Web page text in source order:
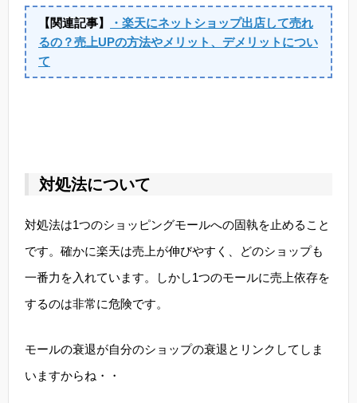
【関連記事】
・楽天にネットショップ出店して売れ
るの？売上UPの方法やメリット、デメリットについ
て
対処法について
対処法は1つのショッピングモールへの固執を止めること
です。確かに楽天は売上が伸びやすく、どのショップも
一番力を入れています。しかし1つのモールに売上依存を
するのは非常に危険です。
モールの衰退が自分のショップの衰退とリンクしてしま
いますからね・・